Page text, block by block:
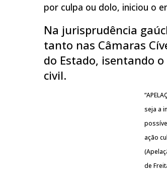
por culpa ou dolo, iniciou o
Na jurisprudência
tanto nas Câmaras
do Estado, isentando
civil.
seja a
ação
de